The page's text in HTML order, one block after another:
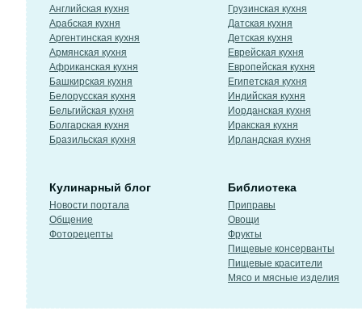
Английская кухня
Арабская кухня
Аргентинская кухня
Армянская кухня
Африканская кухня
Башкирская кухня
Белорусская кухня
Бельгийская кухня
Болгарская кухня
Бразильская кухня
Грузинская кухня
Датская кухня
Детская кухня
Еврейская кухня
Европейская кухня
Египетская кухня
Индийская кухня
Иорданская кухня
Иракская кухня
Ирландская кухня
Кулинарный блог
Новости портала
Общение
Фоторецепты
Библиотека
Приправы
Овощи
Фрукты
Пищевые консерванты
Пищевые красители
Мясо и мясные изделия